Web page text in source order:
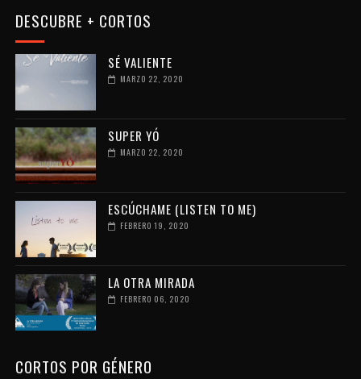
DESCUBRE + CORTOS
SÉ VALIENTE
MARZO 22, 2020
SUPER YÓ
MARZO 22, 2020
ESCÚCHAME (LISTEN TO ME)
FEBRERO 19, 2020
LA OTRA MIRADA
FEBRERO 06, 2020
CORTOS POR GÉNERO